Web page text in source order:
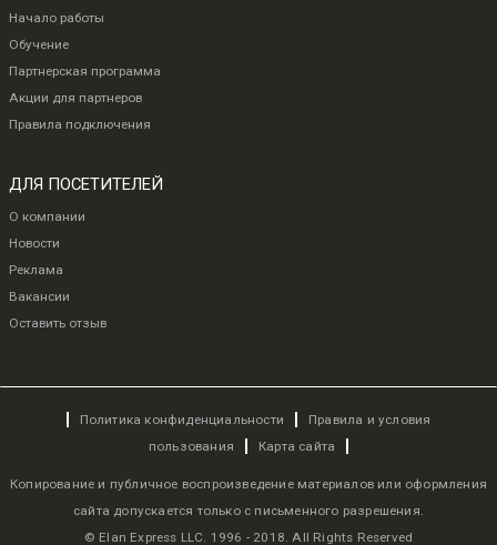
Начало работы
Обучение
Партнерская программа
Акции для партнеров
Правила подключения
ДЛЯ ПОСЕТИТЕЛЕЙ
О компании
Новости
Реклама
Вакансии
Оставить отзыв
Политика конфиденциальности
Правила и условия
пользования
Карта сайта
Копирование и публичное воспроизведение материалов или оформления
сайта допускается только с письменного разрешения.
© Elan Express LLC. 1996 - 2018. All Rights Reserved